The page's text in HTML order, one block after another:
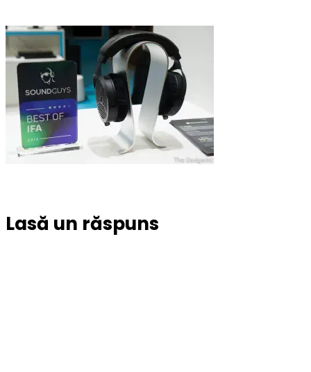
Lasă un răspuns